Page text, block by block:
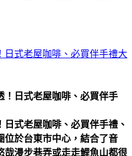
日式老屋咖啡、必買伴手禮大
式老屋咖啡、必買伴手禮、
位於台東市中心，結合了音
哉漫步巷弄或走走鯉魚山都很